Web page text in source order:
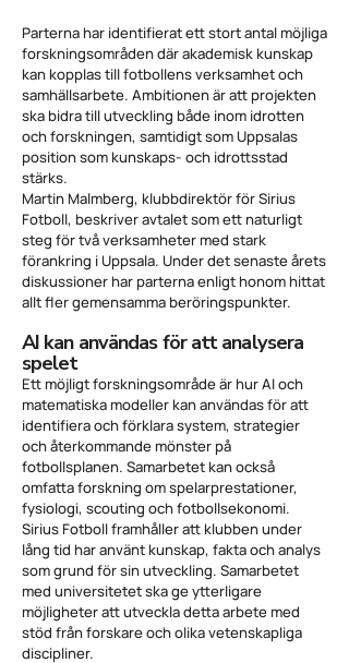
Parterna har identifierat ett stort antal möjliga
forskningsområden där akademisk kunskap
kan kopplas till fotbollens verksamhet och
samhällsarbete. Ambitionen är att projekten
ska bidra till utveckling både inom idrotten
och forskningen, samtidigt som Uppsalas
position som kunskaps- och idrottsstad
stärks.
Martin Malmberg, klubbdirektör för Sirius
Fotboll, beskriver avtalet som ett naturligt
steg för två verksamheter med stark
förankring i Uppsala. Under det senaste årets
diskussioner har parterna enligt honom hittat
allt fler gemensamma beröringspunkter.
AI kan användas för att analysera
spelet
Ett möjligt forskningsområde är hur AI och
matematiska modeller kan användas för att
identifiera och förklara system, strategier
och återkommande mönster på
fotbollsplanen. Samarbetet kan också
omfatta forskning om spelarprestationer,
fysiologi, scouting och fotbollsekonomi.
Sirius Fotboll framhåller att klubben under
lång tid har använt kunskap, fakta och analys
som grund för sin utveckling. Samarbetet
med universitetet ska ge ytterligare
möjligheter att utveckla detta arbete med
stöd från forskare och olika vetenskapliga
discipliner.